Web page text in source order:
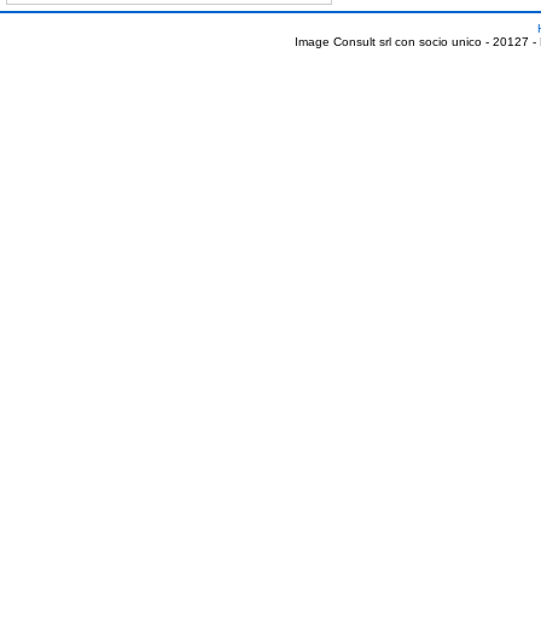
Image Consult srl con socio unico - 20127